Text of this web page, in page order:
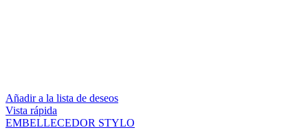
Añadir a la lista de deseos
Vista rápida
EMBELLECEDOR STYLO